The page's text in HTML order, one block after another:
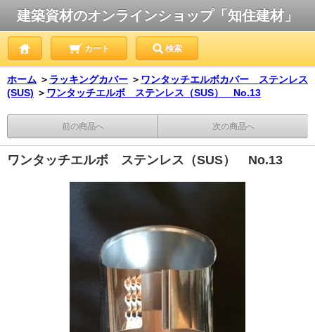
建築資材のオンラインショップ「知住建材」
カート 検索
ホーム ＞ ラッキングカバー ＞ ワンタッチエルボカバー ステンレス
(SUS) ＞ ワンタッチエルボ ステンレス（SUS） No.13
前の商品へ 次の商品へ
ワンタッチエルボ ステンレス（SUS） No.13